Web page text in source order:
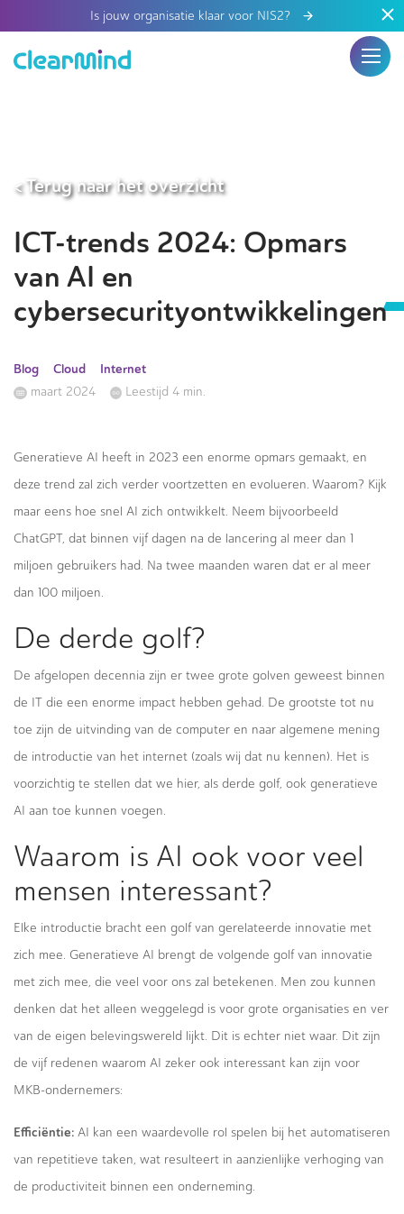
Is jouw organisatie klaar voor NIS2?
< Terug naar het overzicht
ICT-trends 2024: Opmars
van AI en
cybersecurityontwikkelingen
Blog Cloud Internet
maart 2024 Leestijd 4 min.
Generatieve AI heeft in 2023 een enorme opmars gemaakt, en
deze trend zal zich verder voortzetten en evolueren. Waarom? Kijk
maar eens hoe snel AI zich ontwikkelt. Neem bijvoorbeeld
ChatGPT, dat binnen vijf dagen na de lancering al meer dan 1
miljoen gebruikers had. Na twee maanden waren dat er al meer
dan 100 miljoen.
De derde golf?
De afgelopen decennia zijn er twee grote golven geweest binnen
de IT die een enorme impact hebben gehad. De grootste tot nu
toe zijn de uitvinding van de computer en naar algemene mening
de introductie van het internet (zoals wij dat nu kennen). Het is
voorzichtig te stellen dat we hier, als derde golf, ook generatieve
AI aan toe kunnen voegen.
Waarom is AI ook voor veel
mensen interessant?
Elke introductie bracht een golf van gerelateerde innovatie met
zich mee. Generatieve AI brengt de volgende golf van innovatie
met zich mee, die veel voor ons zal betekenen. Men zou kunnen
denken dat het alleen weggelegd is voor grote organisaties en ver
van de eigen belevingswereld lijkt. Dit is echter niet waar. Dit zijn
de vijf redenen waarom AI zeker ook interessant kan zijn voor
MKB-ondernemers:
Efficiëntie: AI kan een waardevolle rol spelen bij het automatiseren
van repetitieve taken, wat resulteert in aanzienlijke verhoging van
de productiviteit binnen een onderneming.